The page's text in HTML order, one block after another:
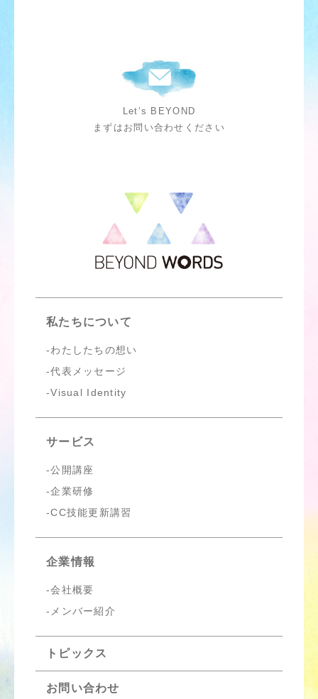
Let’s BEYOND
まずはお問い合わせください
私たちについて
わたしたちの想い
代表メッセージ
Visual Identity
サービス
公開講座
企業研修
CC技能更新講習
企業情報
会社概要
メンバー紹介
トピックス
お問い合わせ